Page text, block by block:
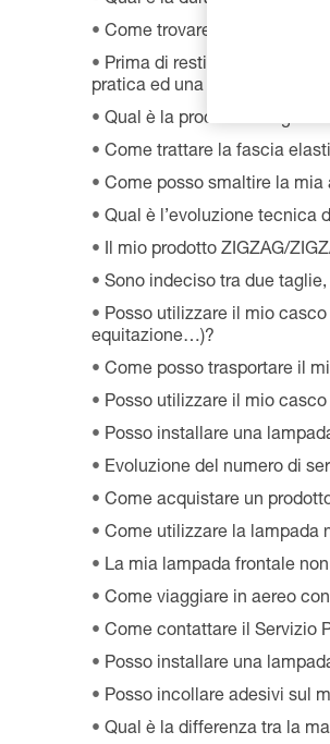
Come trovare i rivenditori
Prima di restituire un
pratica ed una data di reso?
Qual è la procedura di
Come trattare la fascia
Come posso smaltire la mia
Qual è l’evoluzione tecnica
Il mio prodotto ZIGZAG/
Sono indeciso tra due
Posso utilizzare il mio
equitazione…)?
Come posso trasportare il
Posso utilizzare il mio
Posso installare una
Evoluzione del numero di
Come acquistare un
Come utilizzare la lampada
La mia lampada frontale
Come viaggiare in aereo
Come contattare il Servizio
Posso installare una
Posso incollare adesivi sul
Qual è la differenza tra la